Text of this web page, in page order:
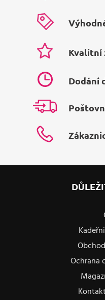
Kvalitní
Dodání
Ochrana